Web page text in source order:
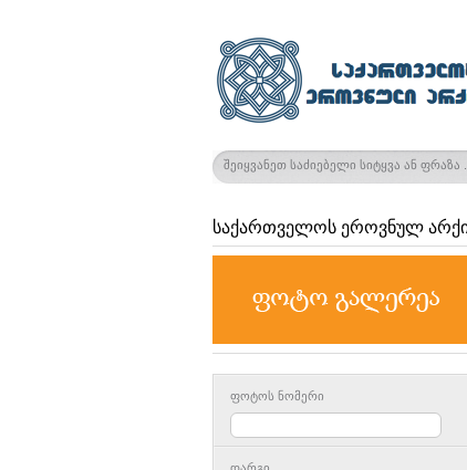
საქართველოს ეროვნულ
ფოტოს ნომერი